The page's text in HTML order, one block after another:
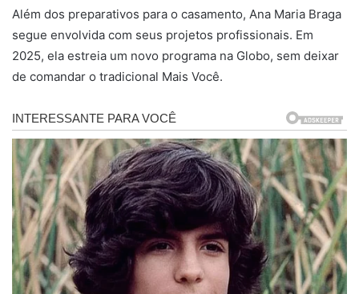
Além dos preparativos para o casamento, Ana Maria Braga
segue envolvida com seus projetos profissionais. Em
2025, ela estreia um novo programa na Globo, sem deixar
de comandar o tradicional Mais Você.